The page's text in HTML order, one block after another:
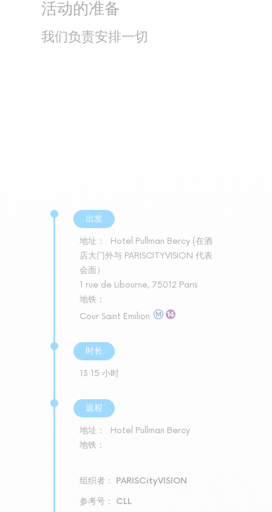
活动的准备
我们负责安排一切
出发
地址：
Hotel Pullman Bercy (在酒
店大门外与 PARISCITYVISION 代表
会面）
1 rue de Libourne, 75012 Paris
地铁：
Cour Saint Emilion
时长
13:15 小时
返程
地址：
Hotel Pullman Bercy
地铁：
组织者： PARISCityVISION
参考号： CLL